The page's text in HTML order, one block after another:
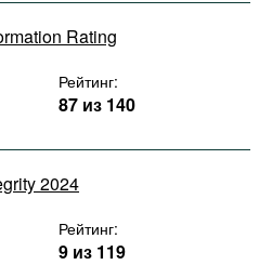
Rating
Рейтинг:
87 из 140
2024
Рейтинг:
9 из 119